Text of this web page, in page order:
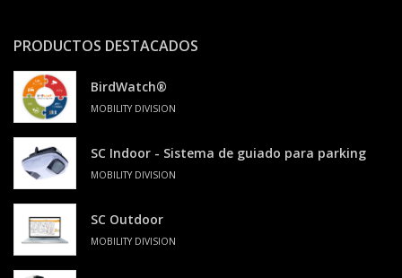
PRODUCTOS DESTACADOS
BirdWatch®
MOBILITY DIVISION
SC Indoor - Sistema de guiado para parking
MOBILITY DIVISION
SC Outdoor
MOBILITY DIVISION